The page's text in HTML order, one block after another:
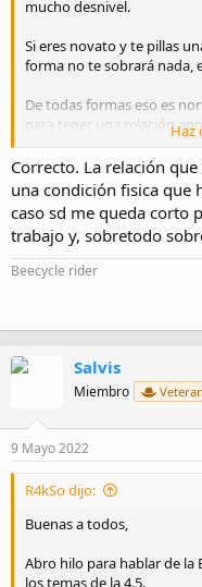
mucho desnivel.
Si eres novato y te pillas
forma no te sobrará nada,
De todas formas eso es
para tener una relación
hay rampones de más de
sales mucho puedes
grande, te lo dejas como
tienes una bala en la
Haz
Correcto. La relación
una condición fisica que
caso sd me queda corto
trabajo y, sobretodo
Beecycle rider
Salvis
Miembro
9 Mayo 2022
R4kSo dijo:
Buenas a todos,
Abro hilo para hablar de la
los temas de la 4.5.